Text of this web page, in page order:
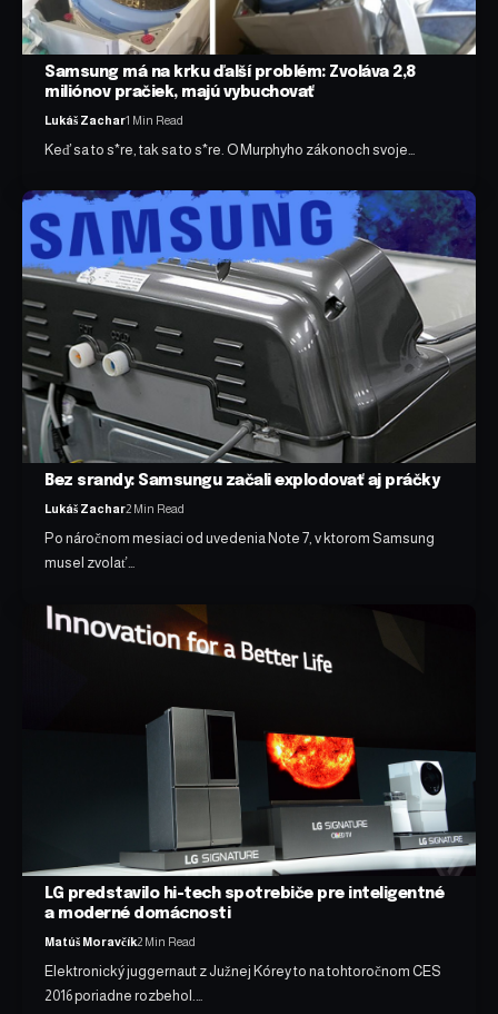
Samsung má na krku ďalší problém: Zvoláva 2,8
miliónov pračiek, majú vybuchovať
Lukáš Zachar1 Min Read
Keď sa to s*re, tak sa to s*re. O Murphyho zákonoch svoje…
Bez srandy: Samsungu začali explodovať aj práčky
Lukáš Zachar2 Min Read
Po náročnom mesiaci od uvedenia Note 7, v ktorom Samsung
musel zvolať…
LG predstavilo hi-tech spotrebiče pre inteligentné
a moderné domácnosti
Matúš Moravčík2 Min Read
Elektronický juggernaut z Južnej Kórey to na tohtoročnom CES
2016 poriadne rozbehol.…